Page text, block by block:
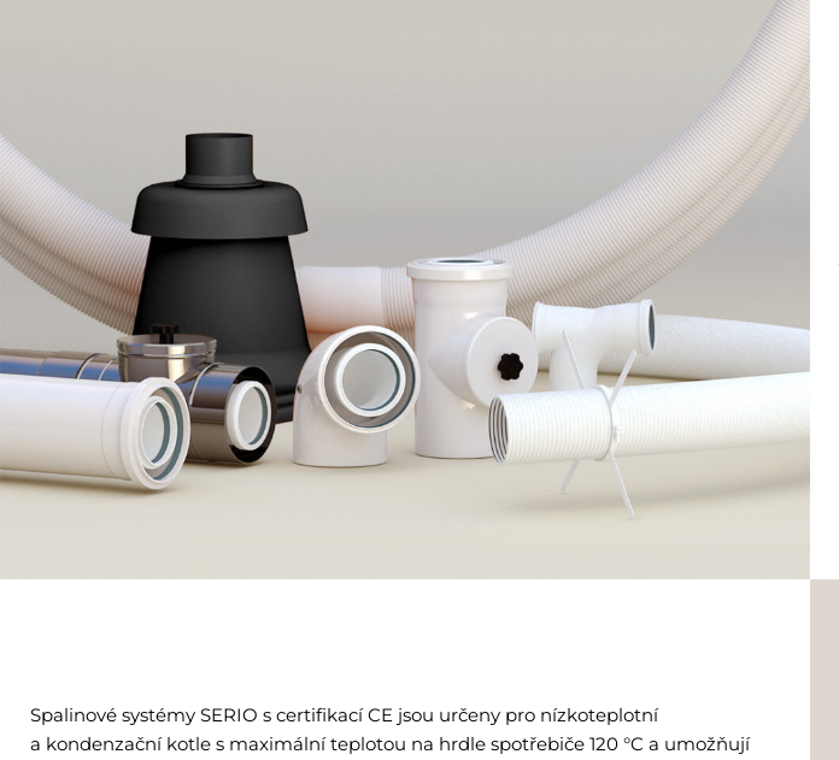
Spalinové systémy SERIO s certifikací CE jsou určeny pro nízkoteplotní
a kondenzační kotle s maximální teplotou na hrdle spotřebiče 120 °C a umožňují